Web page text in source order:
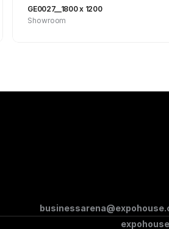
GE0027__1800 x 1200
Showroom